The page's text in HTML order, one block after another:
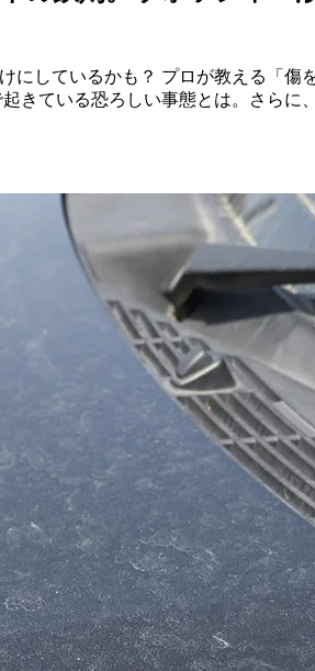
しているかも？ プロが教える「
きている恐ろしい事態とは。さら